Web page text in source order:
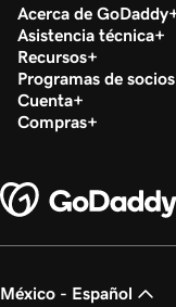
Acerca de GoDaddy
Asistencia técnica
Recursos
Programas de socios
Cuenta
Compras
México - Español